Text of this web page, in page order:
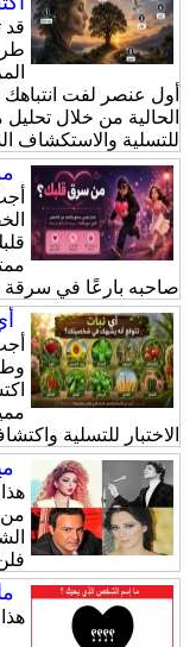
قد
أول عنصر لفت
الحالية من خلال تحليل
للتسلية والاستكشاف
صاحبه بارعًا في سرقة
الاختبار للتسلية
من